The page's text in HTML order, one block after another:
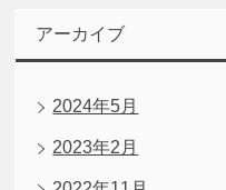
アーカイブ
2024年5月
2023年2月